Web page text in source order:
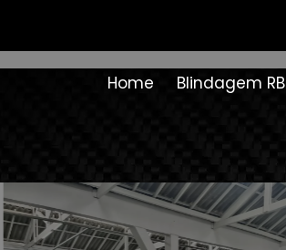
Home Blindagem RB